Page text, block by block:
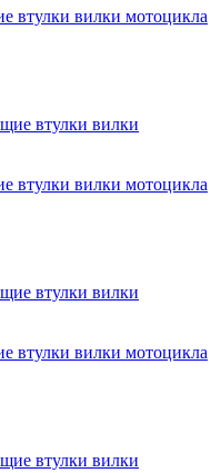
втулки вилки мотоцикла
втулки вилки мотоцикла
втулки вилки мотоцикла